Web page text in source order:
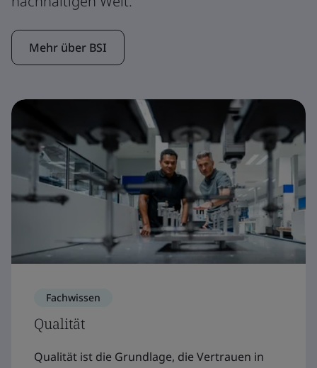
Mehr über BSI
Fachwissen
Qualität
Qualität ist die Grundlage, die Vertrauen in